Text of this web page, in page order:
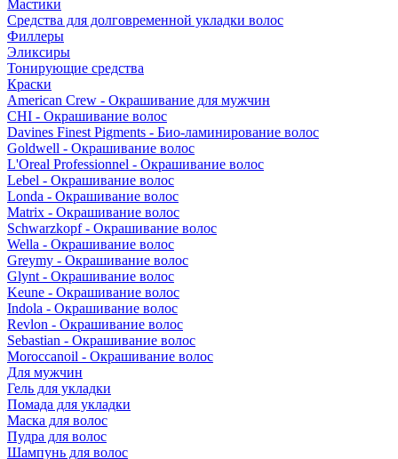
Мастики
Средства для долговременной укладки волос
Филлеры
Эликсиры
Тонирующие средства
Краски
American Crew - Окрашивание для мужчин
CHI - Окрашивание волос
Davines Finest Pigments - Био-ламинирование волос
Goldwell - Окрашивание волос
L'Oreal Professionnel - Окрашивание волос
Lebel - Окрашивание волос
Londa - Окрашивание волос
Matrix - Окрашивание волос
Schwarzkopf - Окрашивание волос
Wella - Окрашивание волос
Greymy - Окрашивание волос
Glynt - Окрашивание волос
Keune - Окрашивание волос
Indola - Окрашивание волос
Revlon - Окрашивание волос
Sebastian - Окрашивание волос
Moroccanoil - Окрашивание волос
Для мужчин
Гель для укладки
Помада для укладки
Маска для волос
Пудра для волос
Шампунь для волос